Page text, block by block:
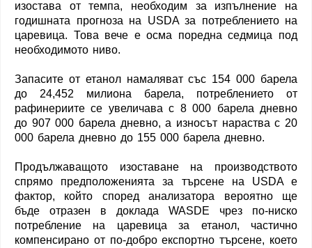
изостава от темпа, необходим за изпълнение на
годишната прогноза на USDA за потреблението на
царевица. Това вече е осма поредна седмица под
необходимото ниво.
Запасите от етанол намаляват със 154 000 барела
до 24,452 милиона барела, потреблението от
рафинериите се увеличава с 8 000 барела дневно
до 907 000 барела дневно, а износът нараства с 20
000 барела дневно до 155 000 барела дневно.
Продължаващото изоставане на производството
спрямо предположенията за търсене на USDA е
фактор, който според анализатора вероятно ще
бъде отразен в доклада WASDE чрез по-ниско
потребление на царевица за етанол, частично
компенсирано от по-добро експортно търсене, което